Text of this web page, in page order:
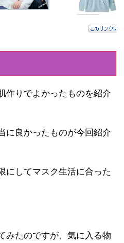
作りでよかったものを紹介
に良かったものが今回紹介
にしてマスク生活に合った
みたのですが、気に入る物